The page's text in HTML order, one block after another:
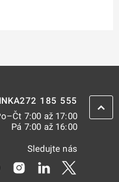
272 185 555
7:00 až 17:00
Pá 7:00 až 16:00
Sledujte nás
Odkaz se otevře na nové
Odkaz se otevře na
Odkaz se